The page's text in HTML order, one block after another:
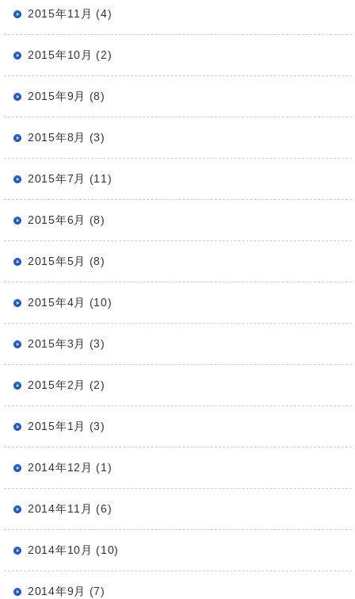
2015年11月 (4)
2015年10月 (2)
2015年9月 (8)
2015年8月 (3)
2015年7月 (11)
2015年6月 (8)
2015年5月 (8)
2015年4月 (10)
2015年3月 (3)
2015年2月 (2)
2015年1月 (3)
2014年12月 (1)
2014年11月 (6)
2014年10月 (10)
2014年9月 (7)